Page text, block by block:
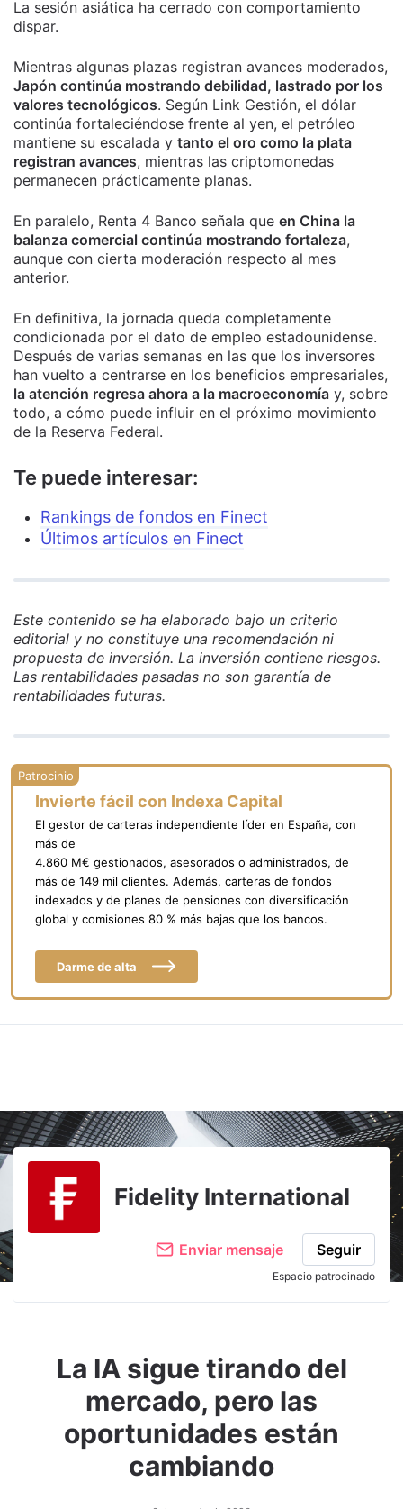
La sesión asiática ha cerrado con comportamiento
dispar.
Mientras algunas plazas registran avances moderados,
Japón continúa mostrando debilidad, lastrado por los
valores tecnológicos. Según Link Gestión, el dólar
continúa fortaleciéndose frente al yen, el petróleo
mantiene su escalada y tanto el oro como la plata
registran avances, mientras las criptomonedas
permanecen prácticamente planas.
En paralelo, Renta 4 Banco señala que en China la
balanza comercial continúa mostrando fortaleza,
aunque con cierta moderación respecto al mes
anterior.
En definitiva, la jornada queda completamente
condicionada por el dato de empleo estadounidense.
Después de varias semanas en las que los inversores
han vuelto a centrarse en los beneficios empresariales,
la atención regresa ahora a la macroeconomía y, sobre
todo, a cómo puede influir en el próximo movimiento
de la Reserva Federal.
Te puede interesar:
Rankings de fondos en Finect
Últimos artículos en Finect
Este contenido se ha elaborado bajo un criterio
editorial y no constituye una recomendación ni
propuesta de inversión. La inversión contiene riesgos.
Las rentabilidades pasadas no son garantía de
rentabilidades futuras.
Invierte fácil con Indexa Capital
El gestor de carteras independiente líder en España, con
más de
4.860 M€ gestionados, asesorados o administrados, de
más de 149 mil clientes. Además, carteras de fondos
indexados y de planes de pensiones con diversificación
global y comisiones 80 % más bajas que los bancos.
Darme de alta
Fidelity International
Enviar mensaje Seguir
Espacio patrocinado
La IA sigue tirando del
mercado, pero las
oportunidades están
cambiando